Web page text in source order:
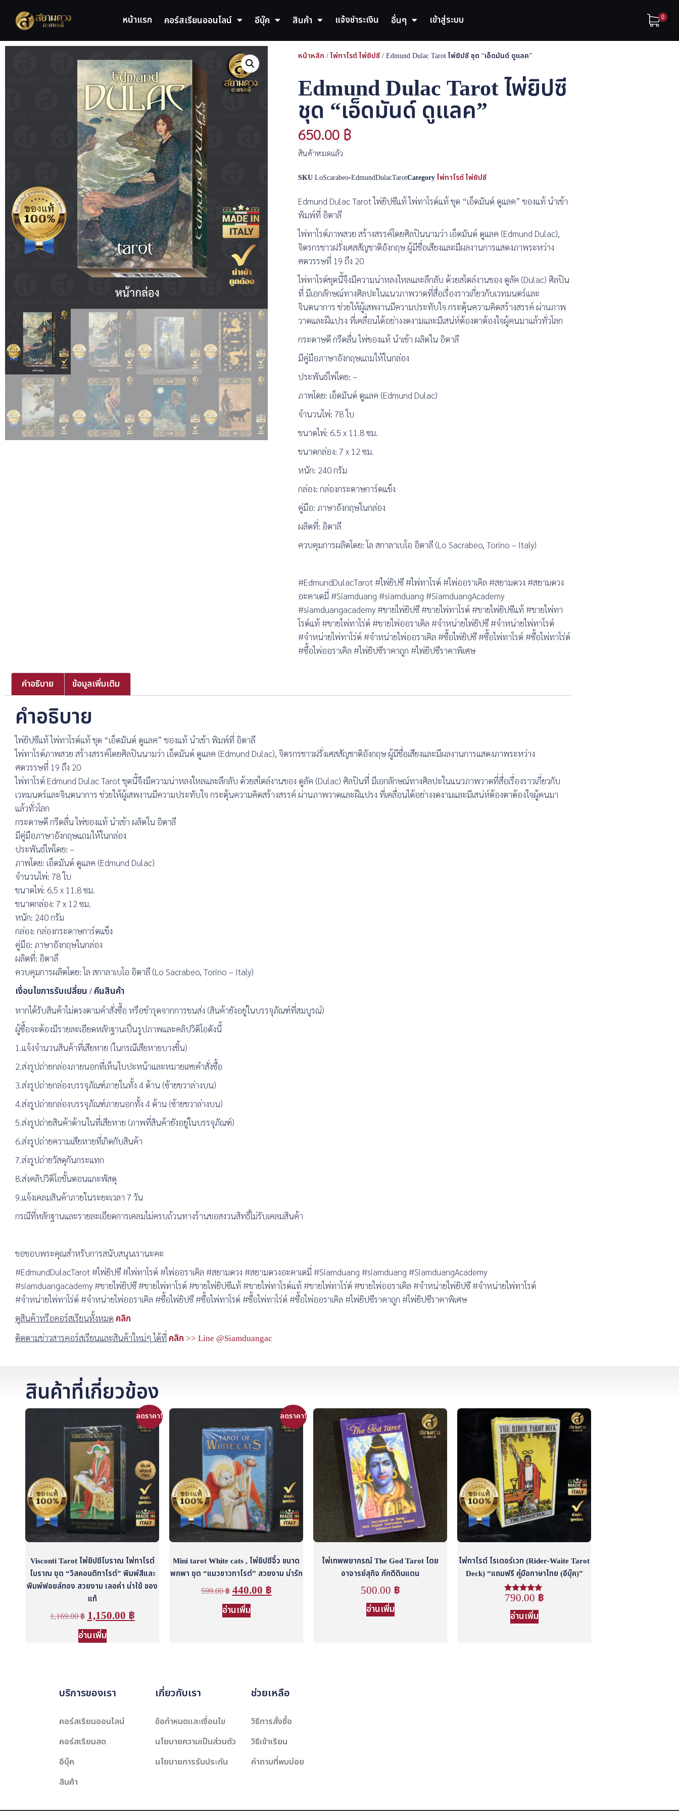
หน้าแรก คอร์สเรียนออนไลน์ อีบุ๊ค สินค้า แจ้งชำระเงิน อื่นๆ เข้าสู่ระบบ 0
หน้าหลัก /ไพ่ทาโรต์ ไพ่ยิปซี/ Edmund Dulac Tarot ไพ่ยิปซี ชุด “เอ็ดมันด์ ดูแลค”
Edmund Dulac Tarot ไพ่ยิปซี
ชุด “เอ็ดมันด์ ดูแลค”
650.00 ฿
สินค้าหมดแล้ว
SKULoScarabeo-EdmundDulacTarotCategoryไพ่ทาโรต์ ไพ่ยิปซี
Edmund Dulac Tarot ไพ่ยิปซีแท้ ไพ่ทาโรต์แท้ ชุด “เอ็ดมันด์ ดูแลค” ของแท้ นำเข้า
พิมพ์ที่ อิตาลี
ไพ่ทาโรต์ภาพสวย สร้างสรรค์โดยศิลปินนามว่า เอ็ดมันด์ ดูแลค (Edmund Dulac),
จิตรกรชาวฝรั่งเศสสัญชาติอังกฤษ ผู้มีชื่อเสียงและมีผลงานการแสดงภาพระหว่าง
ศตวรรษที่ 19 ถึง 20
ไพ่ทาโรต์ชุดนี้จึงมีความน่าหลงใหลและลึกลับ ด้วยสไตล์งานของ ดูลัค (Dulac) ศิลปิน
ที่ มีเอกลักษณ์ทางศิลปะในแนวภาพวาดที่สื่อเรื่องราวเกี่ยวกับเวทมนตร์และ
จินตนาการ ช่วยให้ผู้เสพงานมีความประทับใจ กระตุ้นความคิดสร้างสรรค์ ผ่านภาพ
วาดและฝีแปรง ที่เคลื่อนได้อย่างงดงามและมีเสน่ห์ต้องตาต้องใจผู้คนมาแล้วทั่วโลก
กระดาษดี กรีดลื่น ไพ่ของแท้ นำเข้า ผลิตใน อิตาลี
มีคู่มือภาษาอังกฤษแถมให้ในกล่อง
ประพันธ์ไพ่โดย: –
ภาพโดย: เอ็ดมันด์ ดูแลค (Edmund Dulac)
จำนวนไพ่: 78 ใบ
ขนาดไพ่: 6.5 x 11.8 ซม.
ขนาดกล่อง: 7 x 12 ซม.
หนัก: 240 กรัม
กล่อง: กล่องกระดาษการ์ดแข็ง
คู่มือ: ภาษาอังกฤษในกล่อง
ผลิตที่: อิตาลี
ควบคุมการผลิตโดย: โล สกาลาเบโอ อิตาลี (Lo Sacrabeo, Torino – Italy)
#EdmundDulacTarot #ไพ่ยิปซี #ไพ่ทาโรต์ #ไพ่ออราเคิล #สยามดวง #สยามดวง
อะคาเดมี่ #Siamduang #siamduang #SiamduangAcademy
#siamduangacademy #ขายไพ่ยิปซี #ขายไพ่ทาโรต์ #ขายไพ่ยิปซีแท้ #ขายไพ่ทา
โรต์แท้ #ขายไพ่ทาโร่ต์ #ขายไพ่ออราเคิล #จำหน่ายไพ่ยิปซี #จำหน่ายไพ่ทาโรต์
#จำหน่ายไพ่ทาโร่ต์ #จำหน่ายไพ่ออราเคิล #ซื้อไพ่ยิปซี #ซื้อไพ่ทาโรต์ #ซื้อไพ่ทาโร่ต์
#ซื้อไพ่ออราเคิล #ไพ่ยิปซีราคาถูก #ไพ่ยิปซีราคาพิเศษ
คำอธิบาย ข้อมูลเพิ่มเติม
คำอธิบาย
ไพ่ยิปซีแท้ ไพ่ทาโรต์แท้ ชุด “เอ็ดมันด์ ดูแลค” ของแท้ นำเข้า พิมพ์ที่ อิตาลี
ไพ่ทาโรต์ภาพสวย สร้างสรรค์โดยศิลปินนามว่า เอ็ดมันด์ ดูแลค (Edmund Dulac), จิตรกรชาวฝรั่งเศสสัญชาติอังกฤษ ผู้มีชื่อเสียงและมีผลงานการแสดงภาพระหว่าง
ศตวรรษที่ 19 ถึง 20
ไพ่ทาโรต์ Edmund Dulac Tarot ชุดนี้จึงมีความน่าหลงใหลและลึกลับ ด้วยสไตล์งานของ ดูลัค (Dulac) ศิลปินที่ มีเอกลักษณ์ทางศิลปะในแนวภาพวาดที่สื่อเรื่องราวเกี่ยวกับ
เวทมนตร์และจินตนาการ ช่วยให้ผู้เสพงานมีความประทับใจ กระตุ้นความคิดสร้างสรรค์ ผ่านภาพวาดและฝีแปรง ที่เคลื่อนได้อย่างงดงามและมีเสน่ห์ต้องตาต้องใจผู้คนมา
แล้วทั่วโลก
กระดาษดี กรีดลื่น ไพ่ของแท้ นำเข้า ผลิตใน อิตาลี
มีคู่มือภาษาอังกฤษแถมให้ในกล่อง
ประพันธ์ไพ่โดย: –
ภาพโดย: เอ็ดมันด์ ดูแลค (Edmund Dulac)
จำนวนไพ่: 78 ใบ
ขนาดไพ่: 6.5 x 11.8 ซม.
ขนาดกล่อง: 7 x 12 ซม.
หนัก: 240 กรัม
กล่อง: กล่องกระดาษการ์ดแข็ง
คู่มือ: ภาษาอังกฤษในกล่อง
ผลิตที่: อิตาลี
ควบคุมการผลิตโดย: โล สกาลาเบโอ อิตาลี (Lo Sacrabeo, Torino – Italy)
เงื่อนไขการรับเปลี่ยน / คืนสินค้า
หากได้รับสินค้าไม่ตรงตามคำสั่งซื้อ หรือชำรุดจากการขนส่ง (สินค้ายังอยู่ในบรรจุภัณฑ์ที่สมบูรณ์)
ผู้ซื้อจะต้องมีรายละเอียดหลักฐานเป็นรูปภาพและคลิปวิดิโอดังนี้
1.แจ้งจำนวนสินค้าที่เสียหาย (ในกรณีเสียหายบางชิ้น)
2.ส่งรูปถ่ายกล่องภายนอกที่เห็นใบปะหน้าและหมายเลขคำสั่งซื้อ
3.ส่งรูปถ่ายกล่องบรรจุภัณฑ์ภายในทั้ง 4 ด้าน (ซ้ายขวาล่างบน)
4.ส่งรูปถ่ายกล่องบรรจุภัณฑ์ภายนอกทั้ง 4 ด้าน (ซ้ายขวาล่างบน)
5.ส่งรูปถ่ายสินค้าด้านในที่เสียหาย (ภาพที่สินค้ายังอยู่ในบรรจุภัณฑ์)
6.ส่งรูปถ่ายความเสียหายที่เกิดกับสินค้า
7.ส่งรูปถ่ายวัสดุกันกระแทก
8.ส่งคลิปวิดิโอขั้นตอนแกะพัสดุ
9.แจ้งเคลมสินค้าภายในระยะเวลา 7 วัน
กรณีที่หลักฐานและรายละเอียดการเคลมไม่ครบถ้วนทางร้านขอสงวนสิทธิ์ไม่รับเคลมสินค้า
ขอขอบพระคุณสำหรับการสนับสนุนเรานะคะ
#EdmundDulacTarot #ไพ่ยิปซี #ไพ่ทาโรต์ #ไพ่ออราเคิล #สยามดวง #สยามดวงอะคาเดมี่ #Siamduang #siamduang #SiamduangAcademy
#siamduangacademy #ขายไพ่ยิปซี #ขายไพ่ทาโรต์ #ขายไพ่ยิปซีแท้ #ขายไพ่ทาโรต์แท้ #ขายไพ่ทาโร่ต์ #ขายไพ่ออราเคิล #จำหน่ายไพ่ยิปซี #จำหน่ายไพ่ทาโรต์
#จำหน่ายไพ่ทาโร่ต์ #จำหน่ายไพ่ออราเคิล #ซื้อไพ่ยิปซี #ซื้อไพ่ทาโรต์ #ซื้อไพ่ทาโร่ต์ #ซื้อไพ่ออราเคิล #ไพ่ยิปซีราคาถูก #ไพ่ยิปซีราคาพิเศษ
ดูสินค้าหรือคอร์สเรียนทั้งหมด คลิก
ติดตามข่าวสารคอร์สเรียนและสินค้าใหม่ๆ ได้ที่ คลิก >> Line @Siamduangac
สินค้าที่เกี่ยวข้อง
ลดราคา!
Visconti Tarot ไพ่ยิปซีโบราณ ไพ่ทาโรต์
โบราณ ชุด “วิสคอนติทาโรต์” พิมพ์สีและ
พิมพ์ฟอยล์ทอง สวยงาม เลอค่า น่าใช้ ของ
แท้
1,169.00฿ 1,150.00 ฿
อ่านเพิ่ม
ลดราคา!
Mini tarot White cats , ไพ่ยิปซีจิ๋ว ขนาด
พกพา ชุด “แมวขาวทาโรต์” สวยงาม น่ารัก
599.00฿ 440.00 ฿
อ่านเพิ่ม
ไพ่เทพพยากรณ์ The God Tarot โดย
อาจารย์สุกิจ ภักดีดินแดน
500.00 ฿
อ่านเพิ่ม
ไพ่ทาโรต์ ไรเดอร์เวท (Rider-Waite Tarot
Deck) “แถมฟรี คู่มือภาษาไทย (อีบุ๊ค)”
ให้คะแนน
ตั้งแต่ 1-5
คะแนน
790.00 ฿
อ่านเพิ่ม
บริการของเรา
คอร์สเรียนออนไลน์
คอร์สเรียนสด
อีบุ๊ค
สินค้า
เกี่ยวกับเรา
ข้อกำหนดและเงื่อนไข
นโยบายความเป็นส่วนตัว
นโยบายการรับประกัน
ช่วยเหลือ
วิธีการสั่งซื้อ
วิธีเข้าเรียน
คำถามที่พบบ่อย